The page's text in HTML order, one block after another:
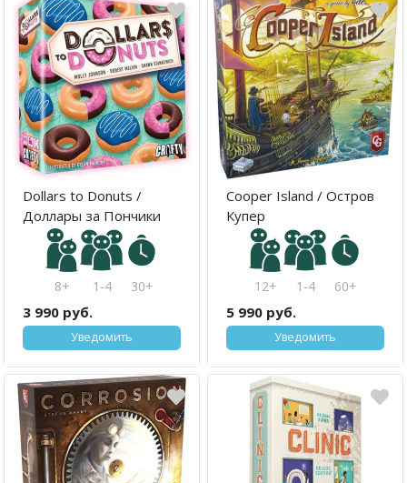
Dollars to Donuts /
Доллары за Пончики
8+ 1-4 30+
3 990 руб.
Уведомить
Cooper Island / Остров
Купер
12+ 1-4 60+
5 990 руб.
Уведомить